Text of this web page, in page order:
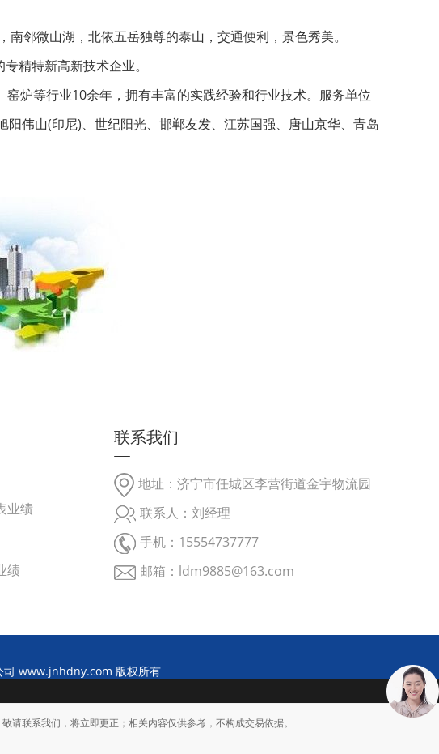
邻微山湖，北依五岳独尊的泰山，交通便利，景色秀美。
精特新高新技术企业。
炉等行业10余年，拥有丰富的实践经验和行业技术。服务单位
伟山(印尼)、世纪阳光、邯郸友发、江苏国强、唐山京华、青岛
业绩
绩
联系我们
地址：济宁市任城区李营街道金宇物流园
联系人：刘经理
手机：15554737777
邮箱：ldm9885@163.com
司 www.jnhdny.com 版权所有
请联系我们，将立即更正；相关内容仅供参考，不构成交易依据。